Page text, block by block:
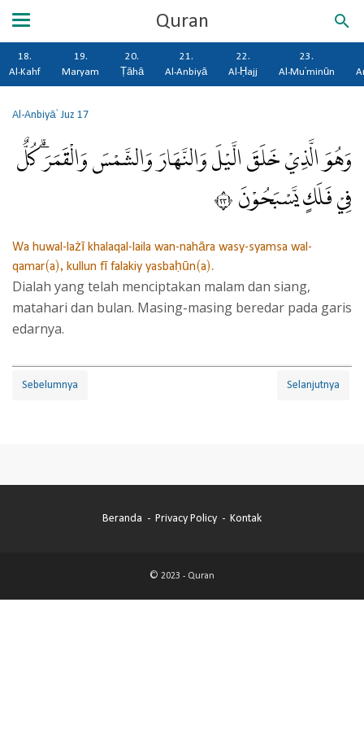
Quran
18.
Al-Kahf
19.
Maryam
20.
Ṭāhā
21.
Al-Anbiyā
22.
Al-Ḥajj
23.
Al-Mu'minūn
Al-Anbiyā'Juz 17
وَهُوَ الَّذِيْ خَلَقَ الَّيْلَ وَالنَّهَارَ وَالشَّمْسَ وَالْقَمَرَۗ كُلٌّ
فِيْ فَلَكٍ يَّسْبَحُوْنَ ٣٣
Wa huwal-lażī khalaqal-laila wan-nahāra wasy-syamsa wal-
qamar(a), kullun fī falakiy yasbaḥūn(a).
Dialah yang telah menciptakan malam dan siang,
matahari dan bulan. Masing-masing beredar pada garis
edarnya.
Sebelumnya Selanjutnya
Beranda Privacy Policy Kontak
© 2023 - Quran